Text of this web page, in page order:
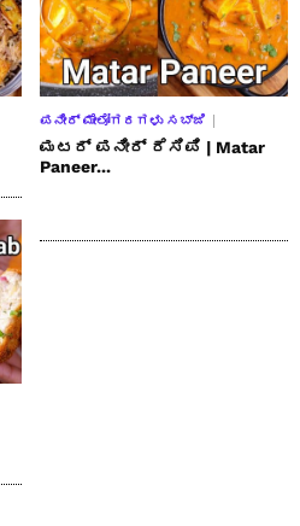
ಪನೀರ್ ಮೇಲೋಗರಗಳು ಸಬ್ಜಿ
ಮಟರ್ ಪನೀರ್ ರೆಸಿಪಿ | Matar
Paneer...